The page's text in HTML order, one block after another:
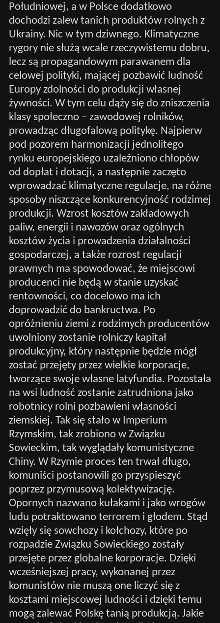
Południowej, a w Polsce dodatkowo
dochodzi zalew tanich produktów rolnych z
Ukrainy. Nic w tym dziwnego. Klimatyczne
rygory nie służą wcale rzeczywistemu dobru,
lecz są propagandowym parawanem dla
celowej polityki, mającej pozbawić ludność
Europy zdolności do produkcji własnej
żywności. W tym celu dąży się do zniszczenia
klasy społeczno – zawodowej rolników,
prowadząc długofalową politykę. Najpierw
pod pozorem harmonizacji jednolitego
rynku europejskiego uzależniono chłopów
od dopłat i dotacji, a następnie zaczęto
wprowadzać klimatyczne regulacje, na różne
sposoby niszczące konkurencyjność rodzimej
produkcji. Wzrost kosztów zakładowych
paliw, energii i nawozów oraz ogólnych
kosztów życia i prowadzenia działalności
gospodarczej, a także rozrost regulacji
prawnych ma spowodować, że miejscowi
producenci nie będą w stanie uzyskać
rentowności, co docelowo ma ich
doprowadzić do bankructwa. Po
opróżnieniu ziemi z rodzimych producentów
uwolniony zostanie rolniczy kapitał
produkcyjny, który następnie będzie mógł
zostać przejęty przez wielkie korporacje,
tworzące swoje własne latyfundia. Pozostała
na wsi ludność zostanie zatrudniona jako
robotnicy rolni pozbawieni własności
ziemskiej. Tak się stało w Imperium
Rzymskim, tak zrobiono w Związku
Sowieckim, tak wyglądały komunistyczne
Chiny. W Rzymie proces ten trwał długo,
komuniści postanowili go przyspieszyć
poprzez przymusową kolektywizację.
Opornych nazwano kułakami i jako wrogów
ludu potraktowano terrorem i głodem. Stąd
wzięły się sowchozy i kołchozy, które po
rozpadzie Związku Sowieckiego zostały
przejęte przez globalne korporacje. Dzięki
wcześniejszej pracy, wykonanej przez
komunistów nie muszą one liczyć się z
kosztami miejscowej ludności i dzięki temu
mogą zalewać Polskę tanią produkcją. Jakie